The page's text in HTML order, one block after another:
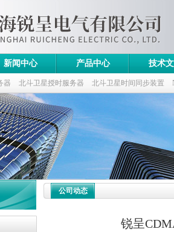
新闻中心 产品中心 技术
器 北斗卫星授时服务器 北斗卫星时间同步装置
公司动态
锐呈